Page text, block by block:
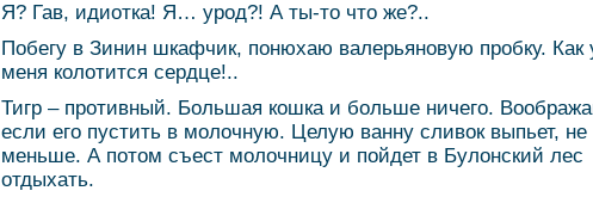
Я? Гав, идиотка! Я… урод?! А ты-то что же?..
Побегу в Зинин шкафчик, понюхаю валерьяновую пробку. Как
меня колотится сердце!..
Тигр – противный. Большая кошка и больше ничего.
если его пустить в молочную. Целую ванну сливок выпьет, не
меньше. А потом съест молочницу и пойдет в Булонский лес
отдыхать.